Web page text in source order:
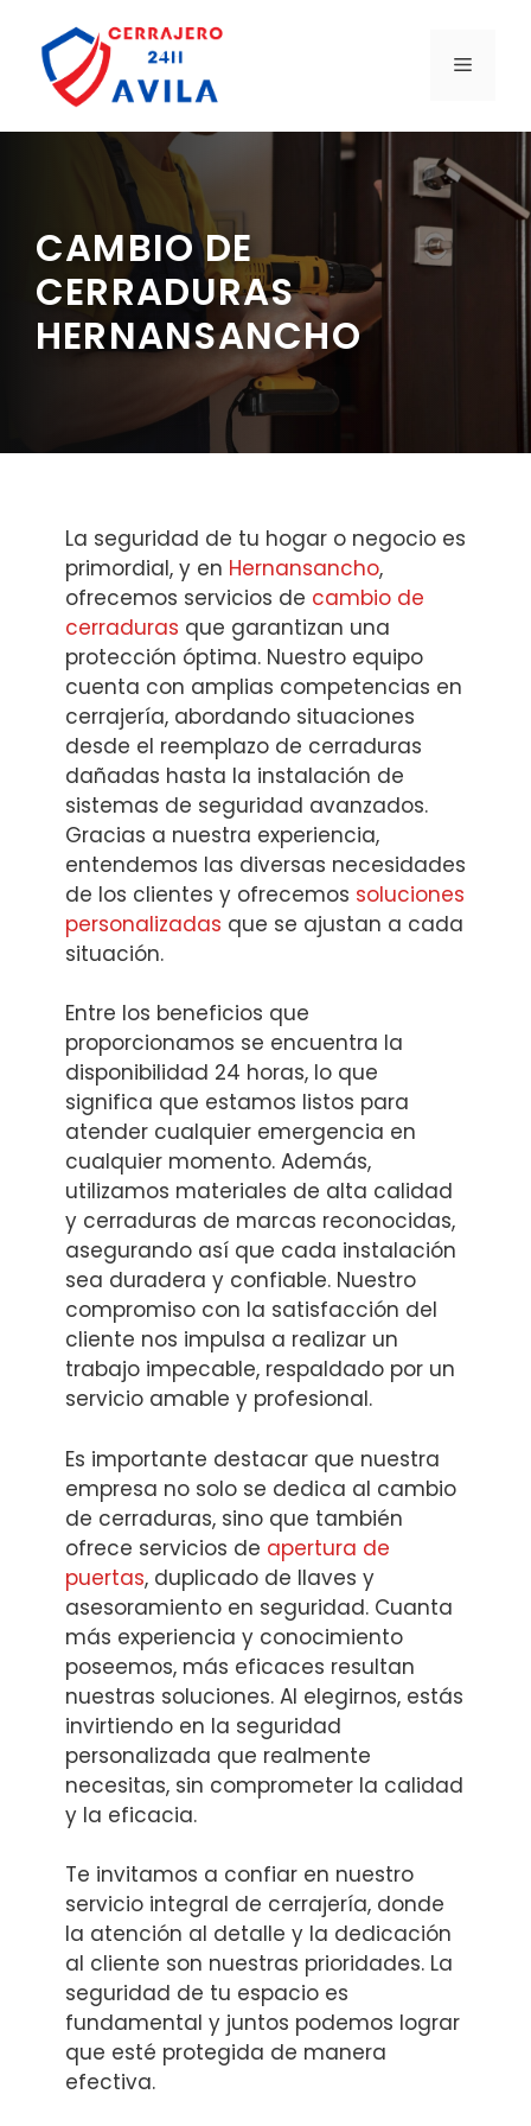
contenido
MENÚ
CAMBIO DE
CERRADURAS
HERNANSANCHO
La seguridad de tu hogar o negocio es
primordial, y en Hernansancho,
ofrecemos servicios de cambio de
cerraduras que garantizan una
protección óptima. Nuestro equipo
cuenta con amplias competencias en
cerrajería, abordando situaciones
desde el reemplazo de cerraduras
dañadas hasta la instalación de
sistemas de seguridad avanzados.
Gracias a nuestra experiencia,
entendemos las diversas necesidades
de los clientes y ofrecemos soluciones
personalizadas que se ajustan a cada
situación.
Entre los beneficios que
proporcionamos se encuentra la
disponibilidad 24 horas, lo que
significa que estamos listos para
atender cualquier emergencia en
cualquier momento. Además,
utilizamos materiales de alta calidad
y cerraduras de marcas reconocidas,
asegurando así que cada instalación
sea duradera y confiable. Nuestro
compromiso con la satisfacción del
cliente nos impulsa a realizar un
trabajo impecable, respaldado por un
servicio amable y profesional.
Es importante destacar que nuestra
empresa no solo se dedica al cambio
de cerraduras, sino que también
ofrece servicios de apertura de
puertas, duplicado de llaves y
asesoramiento en seguridad. Cuanta
más experiencia y conocimiento
poseemos, más eficaces resultan
nuestras soluciones. Al elegirnos, estás
invirtiendo en la seguridad
personalizada que realmente
necesitas, sin comprometer la calidad
y la eficacia.
Te invitamos a confiar en nuestro
servicio integral de cerrajería, donde
la atención al detalle y la dedicación
al cliente son nuestras prioridades. La
seguridad de tu espacio es
fundamental y juntos podemos lograr
que esté protegida de manera
efectiva.